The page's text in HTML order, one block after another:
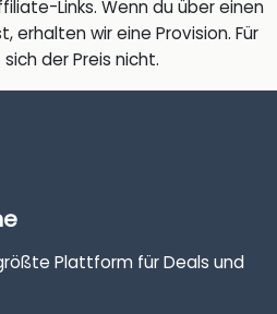
Links. Wenn du über einen
erhalten wir eine Provision. Für
der Preis nicht.
Plattform für Deals und